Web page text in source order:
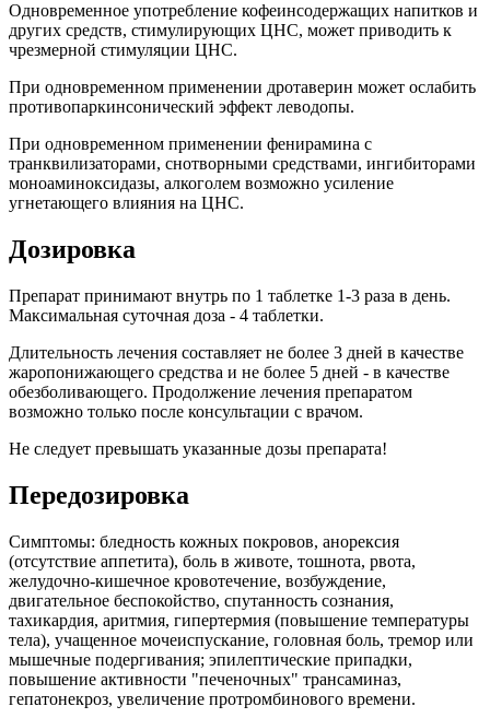
Одновременное употребление кофеинсодержащих напитков и
других средств, стимулирующих ЦНС, может приводить к
чрезмерной стимуляции ЦНС.
При одновременном применении дротаверин может ослабить
противопаркинсонический эффект леводопы.
При одновременном применении фенирамина с
транквилизаторами, снотворными средствами, ингибиторами
моноаминоксидазы, алкоголем возможно усиление
угнетающего влияния на ЦНС.
Дозировка
Препарат принимают внутрь по 1 таблетке 1-3 раза в день.
Максимальная суточная доза - 4 таблетки.
Длительность лечения составляет не более 3 дней в качестве
жаропонижающего средства и не более 5 дней - в качестве
обезболивающего. Продолжение лечения препаратом
возможно только после консультации с врачом.
Не следует превышать указанные дозы препарата!
Передозировка
Симптомы: бледность кожных покровов, анорексия
(отсутствие аппетита), боль в животе, тошнота, рвота,
желудочно-кишечное кровотечение, возбуждение,
двигательное беспокойство, спутанность сознания,
тахикардия, аритмия, гипертермия (повышение температуры
тела), учащенное мочеиспускание, головная боль, тремор или
мышечные подергивания; эпилептические припадки,
повышение активности "печеночных" трансаминаз,
гепатонекроз, увеличение протромбинового времени.